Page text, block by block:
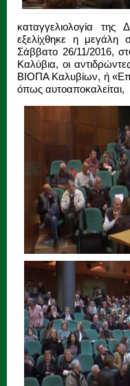
καταγγελιολογία της
εξελίχθηκε η
Σάββατο 26/11/2016,
Καλύβια, οι
ΒΙΟΠΑ Καλυβίων, ή
όπως αυτοαποκαλείται,